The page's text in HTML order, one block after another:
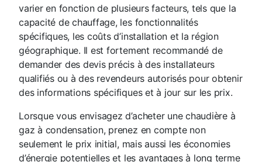
varier en fonction de plusieurs facteurs, tels que la
capacité de chauffage, les fonctionnalités
spécifiques, les coûts d’installation et la région
géographique. Il est fortement recommandé de
demander des devis précis à des installateurs
qualifiés ou à des revendeurs autorisés pour obtenir
des informations spécifiques et à jour sur les prix.
Lorsque vous envisagez d’acheter une chaudière à
gaz à condensation, prenez en compte non
seulement le prix initial, mais aussi les économies
d’énergie potentielles et les avantages à long terme